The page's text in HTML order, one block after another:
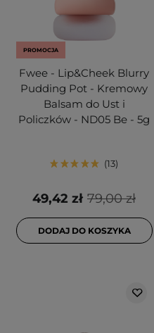
PROMOCJA
Fwee - Lip&Cheek Blurry
Pudding Pot - Kremowy
Balsam do Ust i
Policzków - ND05 Be - 5g
13
79,00 zł
49,42 zł
DODAJ DO KOSZYKA